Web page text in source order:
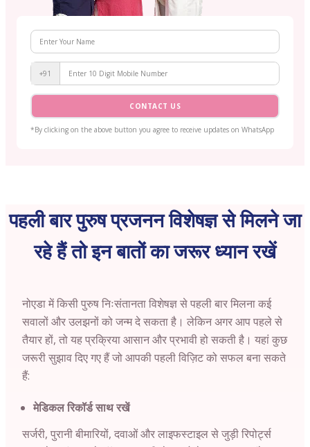
+91
CONTACT US
*By clicking on the above button you agree to receive updates on WhatsApp
पहली बार पुरुष प्रजनन विशेषज्ञ से मिलने जा
रहे हैं तो इन बातों का जरूर ध्यान रखें
नोएडामें किसी पुरुष निःसंतानता विशेषज्ञ से पहली बार मिलना कई
सवालों और उलझनों को जन्म दे सकता है। लेकिन अगर आप पहले से
तैयार हों, तो यह प्रक्रिया आसान और प्रभावी हो सकती है। यहां कुछ
जरूरी सुझाव दिए गए हैं जो आपकी पहली विज़िट को सफल बना सकते
हैं:
मेडिकल रिकॉर्ड साथ रखें
सर्जरी, पुरानी बीमारियों, दवाओं और लाइफस्टाइल से जुड़ी रिपोर्ट्स